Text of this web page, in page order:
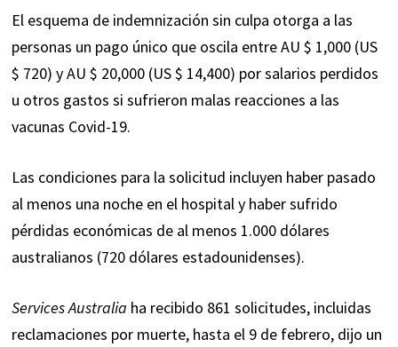
El esquema de indemnización sin culpa otorga a las
personas un pago único que oscila entre AU $ 1,000 (US
$ 720) y AU $ 20,000 (US $ 14,400) por salarios perdidos
u otros gastos si sufrieron malas reacciones a las
vacunas Covid-19.
Las condiciones para la solicitud incluyen haber pasado
al menos una noche en el hospital y haber sufrido
pérdidas económicas de al menos 1.000 dólares
australianos (720 dólares estadounidenses).
Services Australia ha recibido 861 solicitudes, incluidas
reclamaciones por muerte, hasta el 9 de febrero, dijo un